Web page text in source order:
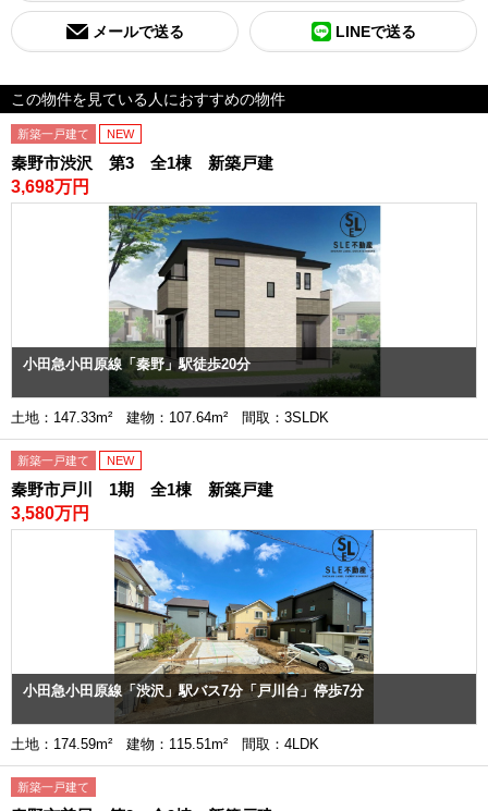
メールで送る LINEで送る
この物件を見ている人におすすめの物件
新築一戸建て NEW
秦野市渋沢 第3 全1棟 新築戸建
3,698万円
小田急小田原線「秦野」駅徒歩20分
土地：147.33m² 建物：107.64m² 間取：3SLDK
新築一戸建て NEW
秦野市戸川 1期 全1棟 新築戸建
3,580万円
小田急小田原線「渋沢」駅バス7分「戸川台」停歩7分
土地：174.59m² 建物：115.51m² 間取：4LDK
新築一戸建て